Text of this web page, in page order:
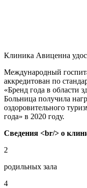
Клиника Авиценна
Международный
аккредитован по
«Бренд года в области
Больница получила
оздоровительного
года» в 2020 году.
Сведения <br/> о
2
родильных зала
4